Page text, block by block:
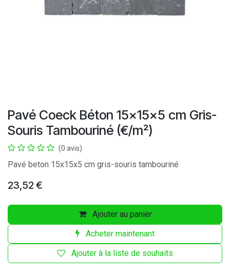
Pavé Coeck Béton 15x15x5 cm Gris-
Souris Tambouriné (€/m²)
(0 avis)
Pavé beton 15x15x5 cm gris-souris tambouriné
23,52€
Ajouter au panier
Acheter maintenant
Ajouter à la liste de souhaits